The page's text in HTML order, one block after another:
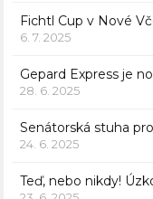
Fichtl Cup v Nové
6. 7. 2025
Gepard Express je
28. 6. 2025
Senátorská stuha
24. 6. 2025
Teď, nebo nikdy!